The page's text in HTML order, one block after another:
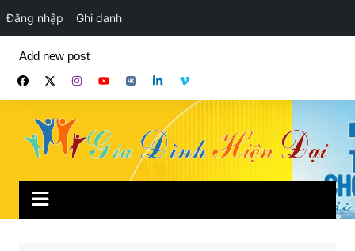
Đăng nhập Ghi danh
phần
Add new post